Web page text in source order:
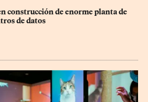
construcción de enorme planta de
de datos